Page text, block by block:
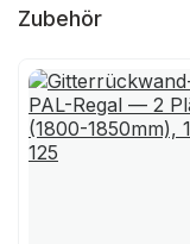
Zubehör